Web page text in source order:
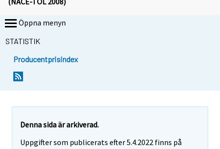
Öppna menyn
STATISTIK
Producentprisindex
Denna sida är arkiverad.
Uppgifter som publicerats efter 5.4.2022 finns på